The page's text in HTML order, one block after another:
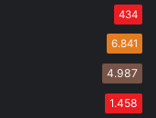
434
6.841
4.987
1.458